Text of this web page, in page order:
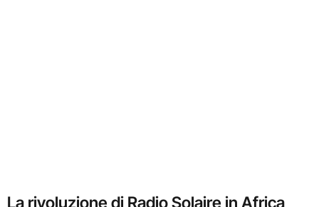
La rivoluzione di Radio Solaire in Africa